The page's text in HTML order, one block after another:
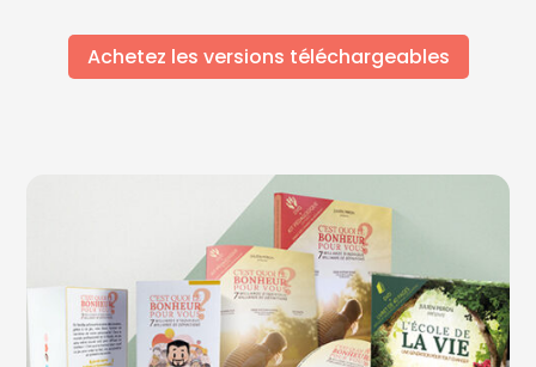
Achetez les versions téléchargeables